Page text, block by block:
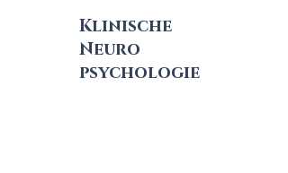
Klinische
Neuro
psychologie